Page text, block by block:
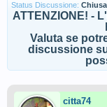
Status Discussione:
ATTENZIONE! -
Valuta se
discussione
citta74